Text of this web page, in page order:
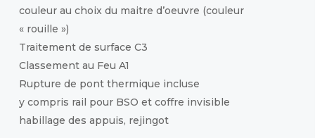
couleur au choix du maitre d’oeuvre (couleur
« rouille »)
Traitement de surface C3
Classement au Feu A1
Rupture de pont thermique incluse
y compris rail pour BSO et coffre invisible
habillage des appuis, rejingot